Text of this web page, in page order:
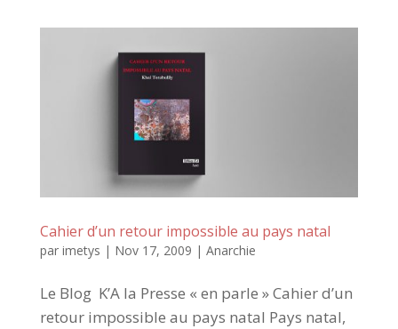
Cahier d’un retour impossible au pays natal
par imetys | Nov 17, 2009 | Anarchie
Le Blog K’A la Presse « en parle » Cahier d’un
retour impossible au pays natal Pays natal,